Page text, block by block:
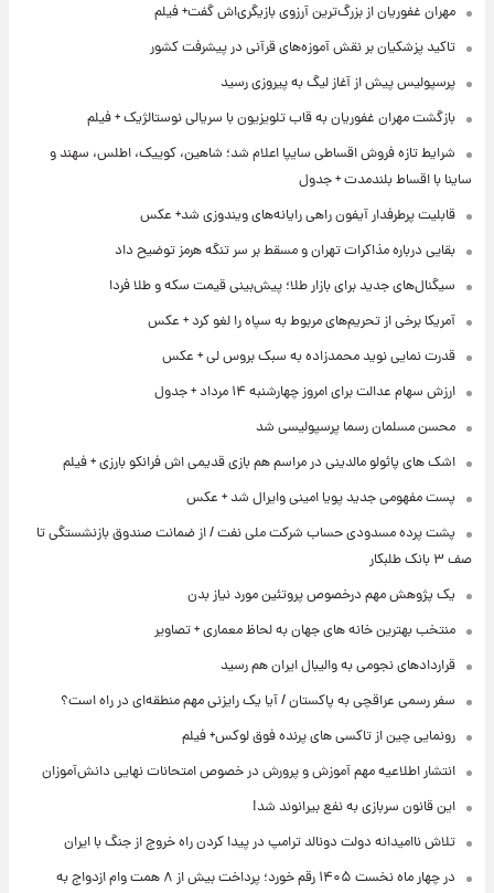
مهران غفوریان از بزرگ‌ترین آرزوی بازیگری‌اش گفت+ فیلم
تاکید پزشکیان بر نقش آموزه‌های قرآنی در پیشرفت کشور
پرسپولیس پیش از آغاز لیگ به پیروزی رسید
بازگشت مهران غفوریان به قاب تلویزیون با سریالی نوستالژیک + فیلم
شرایط تازه فروش اقساطی سایپا اعلام شد؛ شاهین، کوییک، اطلس، سهند و
ساینا با اقساط بلندمدت + جدول
قابلیت پرطرفدار آیفون راهی رایانه‌های ویندوزی شد+ عکس
بقایی درباره مذاکرات تهران و مسقط بر سر تنگه هرمز توضیح داد
سیگنال‌های جدید برای بازار طلا؛ پیش‌بینی قیمت سکه و طلا فردا
آمریکا برخی از تحریم‌های مربوط به سپاه را لغو کرد + عکس
قدرت نمایی نوید محمدزاده به سبک بروس لی + عکس
ارزش سهام عدالت برای امروز چهارشنبه ۱۴ مرداد + جدول
محسن مسلمان رسما پرسپولیسی شد
اشک های پائولو مالدینی در مراسم هم بازی قدیمی اش فرانکو بارزی + فیلم
پست مفهومی جدید پویا امینی وایرال شد + عکس
پشت پرده‌ مسدودی حساب شرکت ملی نفت / از ضمانت صندوق بازنشستگی تا
صف ۳ بانک طلبکار
یک پژوهش مهم درخصوص پروتئین مورد نیاز بدن
منتخب بهترین خانه های جهان به لحاظ معماری + تصاویر
قراردادهای نجومی به والیبال ایران هم رسید
سفر رسمی عراقچی به پاکستان / آیا یک رایزنی مهم منطقه‌ای در راه است؟
رونمایی چین از تاکسی های پرنده فوق لوکس+ فیلم
انتشار اطلاعیه مهم آموزش و پرورش در خصوص امتحانات نهایی دانش‌آموزان
این قانون سربازی به نفع بیرانوند شد!
تلاش ناامیدانه‌ دولت دونالد ترامپ در پیدا کردن راه خروج از جنگ با ایران
در چهار ماه نخست ۱۴۰۵ رقم خورد؛ پرداخت بیش از ۸ همت وام ازدواج به